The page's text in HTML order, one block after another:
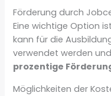
Förderung durch
Eine wichtige Option
kann für die
verwendet werden
prozentige
Möglichkeiten der